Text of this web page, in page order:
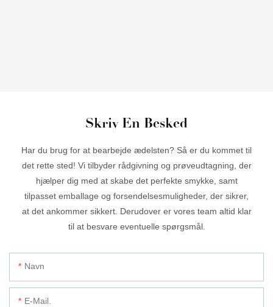
Skriv En Besked
Har du brug for at bearbejde ædelsten? Så er du kommet til
det rette sted! Vi tilbyder rådgivning og prøveudtagning, der
hjælper dig med at skabe det perfekte smykke, samt
tilpasset emballage og forsendelsesmuligheder, der sikrer,
at det ankommer sikkert. Derudover er vores team altid klar
til at besvare eventuelle spørgsmål.
Navn
E-Mail.